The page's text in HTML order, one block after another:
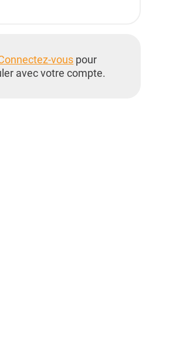
vous pour
avec votre compte.